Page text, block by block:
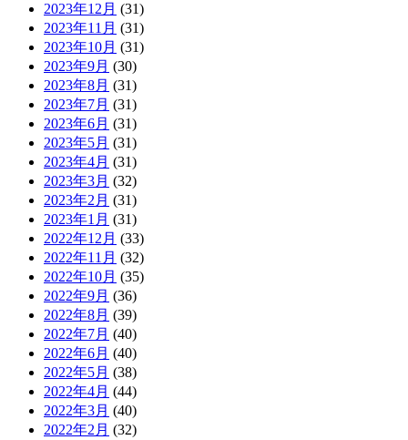
2023年12月 (31)
2023年11月 (31)
2023年10月 (31)
2023年9月 (30)
2023年8月 (31)
2023年7月 (31)
2023年6月 (31)
2023年5月 (31)
2023年4月 (31)
2023年3月 (32)
2023年2月 (31)
2023年1月 (31)
2022年12月 (33)
2022年11月 (32)
2022年10月 (35)
2022年9月 (36)
2022年8月 (39)
2022年7月 (40)
2022年6月 (40)
2022年5月 (38)
2022年4月 (44)
2022年3月 (40)
2022年2月 (32)